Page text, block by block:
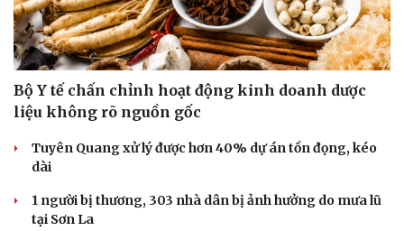
Bộ Y tế chấn chỉnh hoạt động kinh doanh dược
liệu không rõ nguồn gốc
Tuyên Quang xử lý được hơn 40% dự án tồn đọng, kéo
dài
1 người bị thương, 303 nhà dân bị ảnh hưởng do mưa lũ
tại Sơn La